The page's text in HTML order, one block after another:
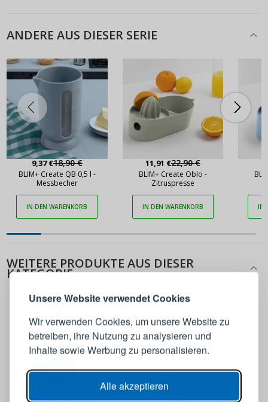
Unsere Website verwendet Cookies
Wir verwenden Cookies, um unsere Website zu
betreiben, ihre Nutzung zu analysieren und
Inhalte sowie Werbung zu personalisieren.
Alle akzeptieren
ANDERE AUS DIESER SERIE
9,37 €18,90 €
BLIM+ Create QB 0,5 l -
Messbecher
IN DEN WARENKORB
11,91 €22,90 €
BLIM+ Create Oblo -
Zitruspresse
IN DEN WARENKORB IN
WEITERE PRODUKTE AUS DIESER
KATEGORIE
Melden Sie sich bei Ihrem
E-Mail-Adresse